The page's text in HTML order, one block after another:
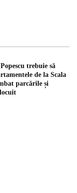
trebuie să
de la Scala
parcările și